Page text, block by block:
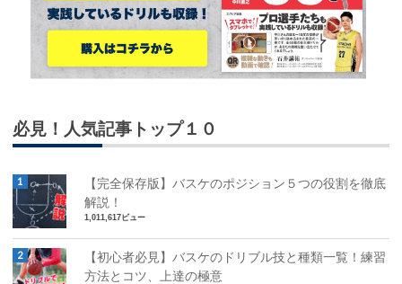
必見！人気記事トップ１０
【完全保存版】バスケのポジション５つの役割を徹底
解説！
1,011,617ビュー
【初心者必見】バスケのドリブル技と種類一覧！練習
方法とコツ、上達の極意